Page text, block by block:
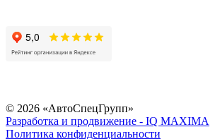
© 2026 «АвтоСпецГрупп»
Разработка и продвижение - IQ MAXIMA
Политика конфиденциальности